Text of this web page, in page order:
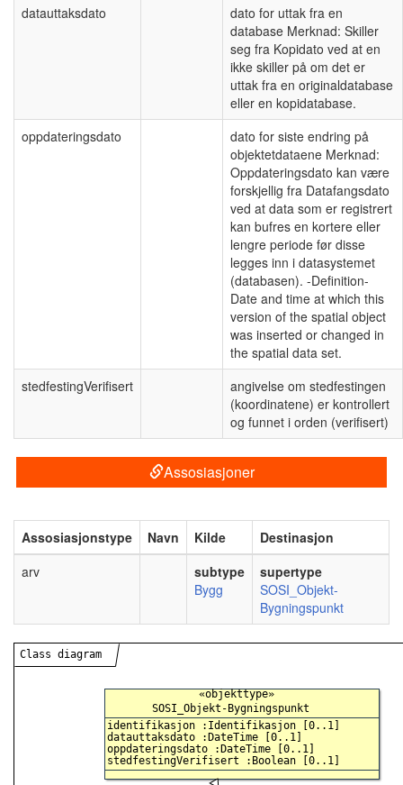
datauttaksdato
dato for uttak fra en
database Merknad: Skiller
seg fra Kopidato ved at en
ikke skiller på om det er
uttak fra en originaldatabase
eller en kopidatabase.
oppdateringsdato
dato for siste endring på
objektetdataene Merknad:
Oppdateringsdato kan være
forskjellig fra Datafangsdato
ved at data som er registrert
kan bufres en kortere eller
lengre periode før disse
legges inn i datasystemet
(databasen). -Definition-
Date and time at which this
version of the spatial object
was inserted or changed in
the spatial data set.
stedfestingVerifisert
angivelse om stedfestingen
(koordinatene) er kontrollert
og funnet i orden (verifisert)
Assosiasjoner
Assosiasjonstype Navn Kilde
Destinasjon
arv
subtype
Bygg
supertype
SOSI_Objekt-
Bygningspunkt